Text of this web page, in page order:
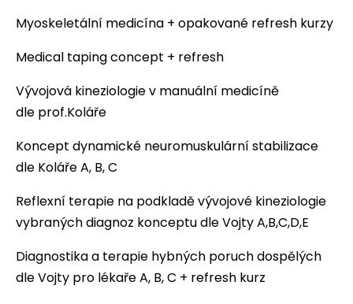
Myoskeletální medicína + opakované refresh kurzy
Medical taping concept + refresh
Vývojová kineziologie v manuální medicíně
dle prof.Koláře
Koncept dynamické neuromuskulární stabilizace
dle Koláře A, B, C
Reflexní terapie na podkladě vývojové kineziologie
vybraných diagnoz konceptu dle Vojty A,B,C,D,E
Diagnostika a terapie hybných poruch dospělých
dle Vojty pro lékaře A, B, C + refresh kurz